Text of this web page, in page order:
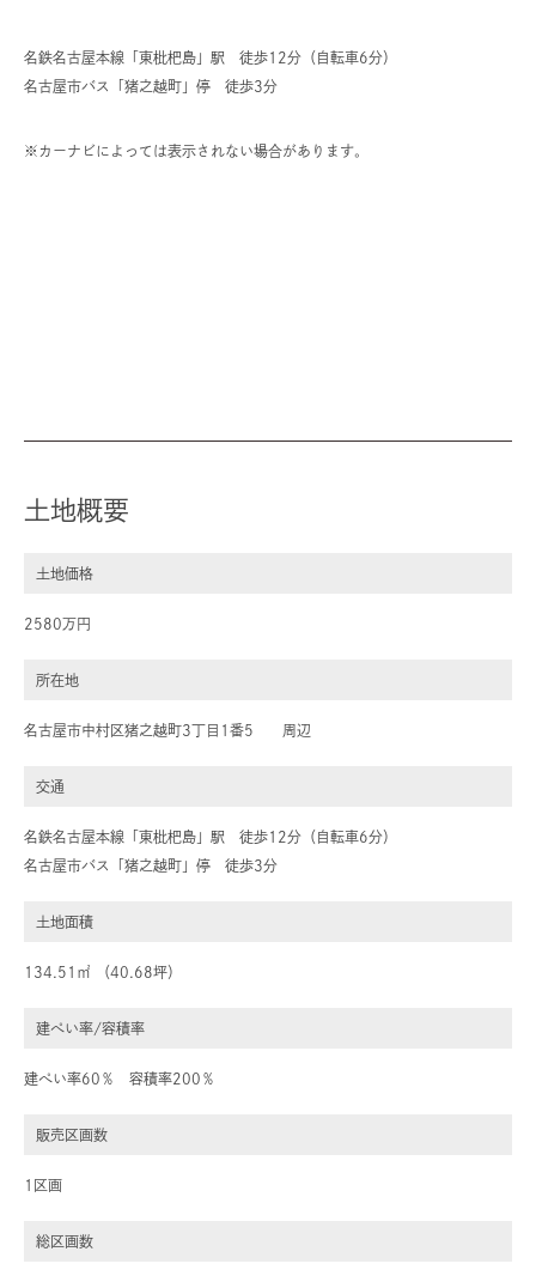
名鉄名古屋本線「東枇杷島」駅 徒歩12分（自転車6分）
名古屋市バス「猪之越町」停 徒歩3分
※カーナビによっては表示されない場合があります。
土地概要
土地価格
2580万円
所在地
名古屋市中村区猪之越町3丁目1番5 周辺
交通
名鉄名古屋本線「東枇杷島」駅 徒歩12分（自転車6分）
名古屋市バス「猪之越町」停 徒歩3分
土地面積
134.51㎡ （40.68坪）
建ぺい率/容積率
建ぺい率60％ 容積率200％
販売区画数
1区画
総区画数